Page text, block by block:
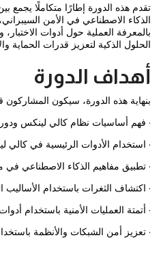
تقدم هذه الدورة إطارًا متكاملًا يجمع
الذكاء الاصطناعي في الأمن
بالمعرفة العملية حول أدوات
الحلول الذكية لتعزيز قدرات الحماية
أهداف الدورة
بنهاية هذه الدورة، سيكون المشاركون
· فهم أساسيات نظام كالي لينكس
· استخدام الأدوات الرئيسية في كالي
· تطبيق مفاهيم الذكاء الاصطناعي في
· اكتشاف الثغرات باستخدام الأساليب
· أتمتة العمليات الأمنية باستخدام
· تعزيز أمن الشبكات والأنظمة